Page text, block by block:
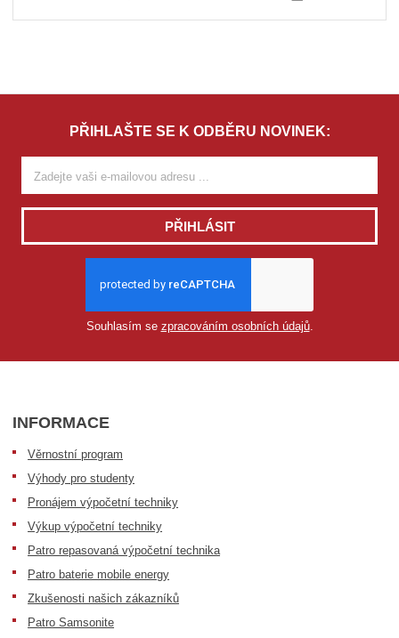
PŘIHLAŠTE SE K ODBĚRU NOVINEK:
PŘIHLÁSIT
Souhlasím se zpracováním osobních údajů.
INFORMACE
Věrnostní program
Výhody pro studenty
Pronájem výpočetní techniky
Výkup výpočetní techniky
Patro repasovaná výpočetní technika
Patro baterie mobile energy
Zkušenosti našich zákazníků
Patro Samsonite